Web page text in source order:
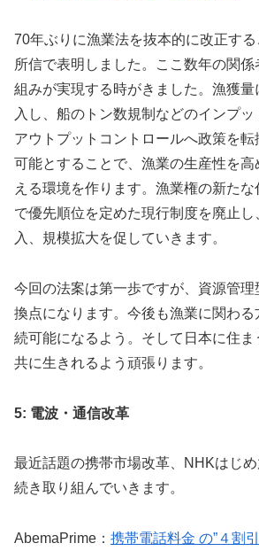
70年ぶりに漁業法を抜本的に改正す
所信で表明しました。ここ数年の関係
組みが実現する時がきました。漁獲
入し、船のトン数規制などのインプ
アウトプットコントロールへ政策を
可能とすることで、漁業の生産性を
える環境を作ります。漁業権の新た
で優先順位を定めた現行制度を廃止
入、規模拡大を促していきます。
今回の法案は第一歩ですが、資源管
換点になります。今後も漁業に関わ
続可能になるよう。そして日本に住ま
共に生きれるよう頑張ります。
5: 電波・通信改革
最近話題の携帯市場改革、NHKはじ
続き取り組んでいきます。
AbemaPrime： 携帯電話料金 の”４割